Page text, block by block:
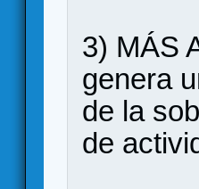
3) MÁS
genera
de la
de